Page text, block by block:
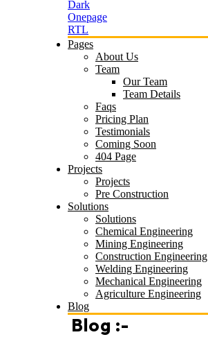
Dark
Onepage
RTL
Pages
About Us
Team
Our Team
Team Details
Faqs
Pricing Plan
Testimonials
Coming Soon
404 Page
Projects
Projects
Pre Construction
Solutions
Solutions
Chemical Engineering
Mining Engineering
Construction Engineering
Welding Engineering
Mechanical Engineering
Agriculture Engineering
Blog
Blog :-